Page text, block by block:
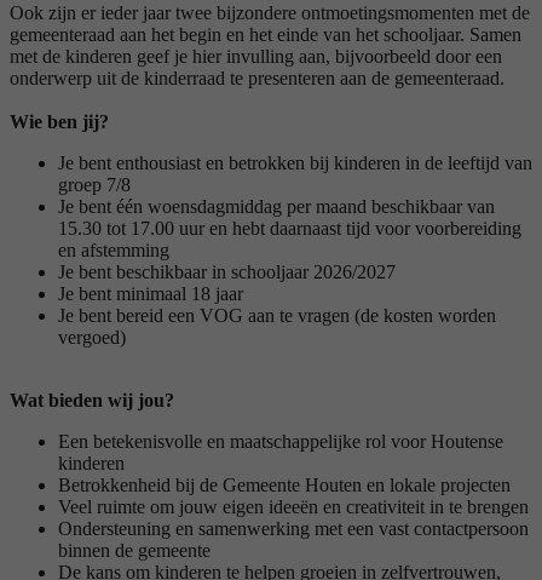
Ook zijn er ieder jaar twee bijzondere ontmoetingsmomenten met de
gemeenteraad aan het begin en het einde van het schooljaar. Samen
met de kinderen geef je hier invulling aan, bijvoorbeeld door een
onderwerp uit de kinderraad te presenteren aan de gemeenteraad.
Wie ben jij?
Je bent enthousiast en betrokken bij kinderen in de leeftijd van
groep 7/8
Je bent één woensdagmiddag per maand beschikbaar van
15.30 tot 17.00 uur en hebt daarnaast tijd voor voorbereiding
en afstemming
Je bent beschikbaar in schooljaar 2026/2027
Je bent minimaal 18 jaar
Je bent bereid een VOG aan te vragen (de kosten worden
vergoed)
Wat bieden wij jou?
Een betekenisvolle en maatschappelijke rol voor Houtense
kinderen
Betrokkenheid bij de Gemeente Houten en lokale projecten
Veel ruimte om jouw eigen ideeën en creativiteit in te brengen
Ondersteuning en samenwerking met een vast contactpersoon
binnen de gemeente
De kans om kinderen te helpen groeien in zelfvertrouwen,